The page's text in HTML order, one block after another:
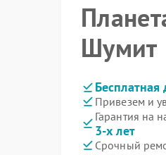
Шумит
Бесплатная
Привезем и
Гарантия на
3-х лет
Срочный